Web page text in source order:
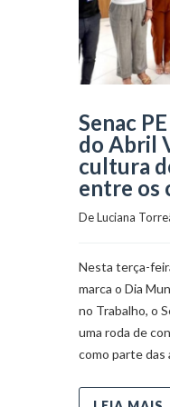
Senac
do Abril
cultura
entre os
De Luciana
Nesta terça-
marca o Dia
no Trabalho, o
uma roda de
como parte das